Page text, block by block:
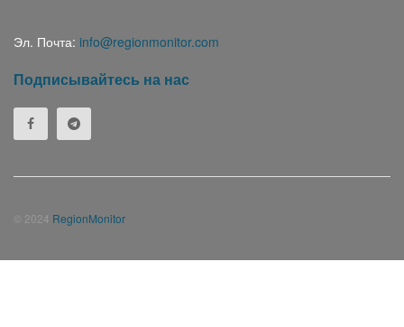
Эл. Почта: info@regionmonitor.com
Подписывайтесь на нас
© 2024 RegionMonitor